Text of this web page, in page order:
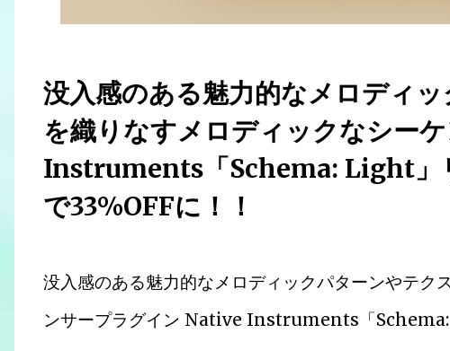
没入感のある魅力的なメロディ
を織りなすメロディックなシー
Instruments「Schema: Light」
で33%OFFに！！
没入感のある魅力的なメロディックパターンやテク
ンサープラグイン Native Instruments「